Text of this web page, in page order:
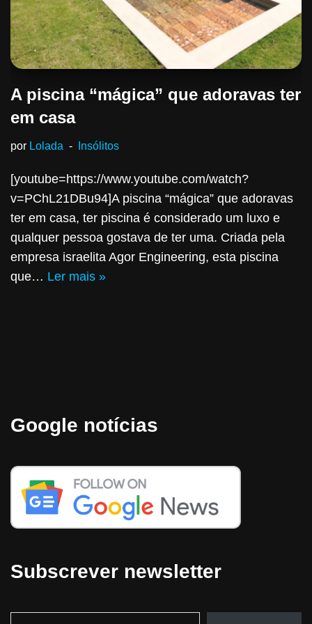
A piscina “mágica” que adoravas ter
em casa
por Lolada Insólitos
[youtube=https://www.youtube.com/watch?
v=PChL21DBu94]A piscina “mágica” que adoravas
ter em casa, ter piscina é considerado um luxo e
qualquer pessoa gostava de ter uma. Criada pela
empresa israelita Agor Engineering, esta piscina
que… Ler mais »
Google notícias
Subscrever newsletter